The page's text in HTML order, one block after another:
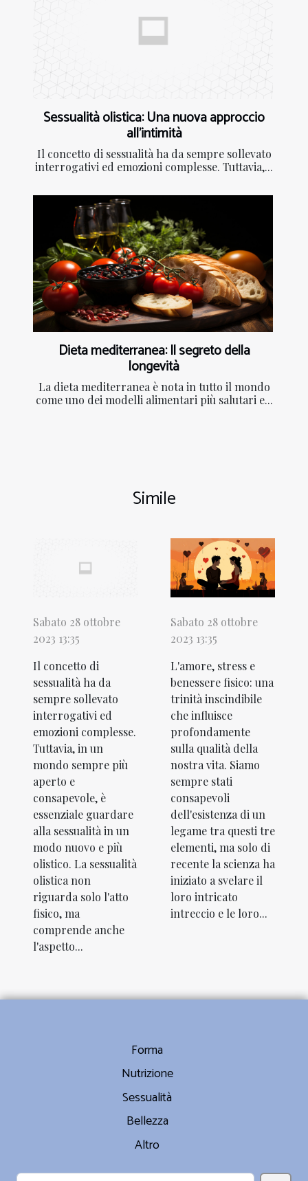
Sessualità olistica: Una nuova approccio
all'intimità
Il concetto di sessualità ha da sempre sollevato
interrogativi ed emozioni complesse. Tuttavia,...
Dieta mediterranea: Il segreto della
longevità
La dieta mediterranea è nota in tutto il mondo
come uno dei modelli alimentari più salutari e...
Simile
Sabato 28 ottobre
2023 13:35
Il concetto di
sessualità ha da
sempre sollevato
interrogativi ed
emozioni complesse.
Tuttavia, in un
mondo sempre più
aperto e
consapevole, è
essenziale guardare
alla sessualità in un
modo nuovo e più
olistico. La sessualità
olistica non
riguarda solo l'atto
fisico, ma
comprende anche
l'aspetto...
Sabato 28 ottobre
2023 13:35
L'amore, stress e
benessere fisico: una
trinità inscindibile
che influisce
profondamente
sulla qualità della
nostra vita. Siamo
sempre stati
consapevoli
dell'esistenza di un
legame tra questi tre
elementi, ma solo di
recente la scienza ha
iniziato a svelare il
loro intricato
intreccio e le loro...
Forma
Nutrizione
Sessualità
Bellezza
Altro